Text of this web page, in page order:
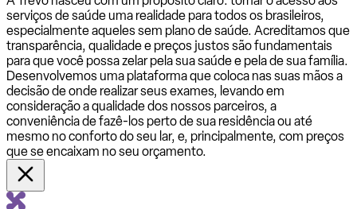
serviços de saúde uma realidade para todos os brasileiros,
especialmente aqueles sem plano de saúde. Acreditamos que
transparência, qualidade e preços justos são fundamentais
para que você possa zelar pela sua saúde e pela de sua família.
Desenvolvemos uma plataforma que coloca nas suas mãos a
decisão de onde realizar seus exames, levando em
consideração a qualidade dos nossos parceiros, a
conveniência de fazê-los perto de sua residência ou até
mesmo no conforto do seu lar, e, principalmente, com preços
que se encaixam no seu orçamento.